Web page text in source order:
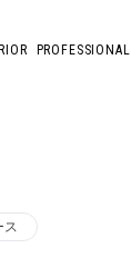
PROFESSIONAL